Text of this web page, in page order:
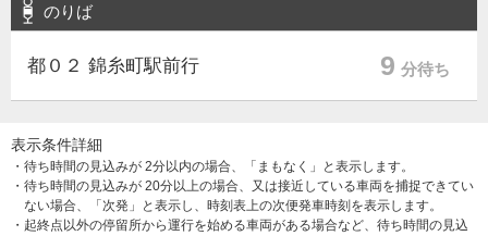
のりば
都０２ 錦糸町駅前行 9 分待ち
表示条件詳細
・待ち時間の見込みが 2分以内の場合、「まもなく」と表示します。
・待ち時間の見込みが 20分以上の場合、又は接近している車両を捕捉できてい
ない場合、「次発」と表示し、時刻表上の次便発車時刻を表示します。
・起終点以外の停留所から運行を始める車両がある場合など、待ち時間の見込